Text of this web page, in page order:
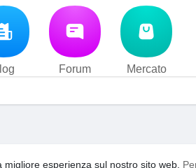
esperienza sul nostro sito web.
Forum Mercato
Contattaci · Su di noi · blog · Forum